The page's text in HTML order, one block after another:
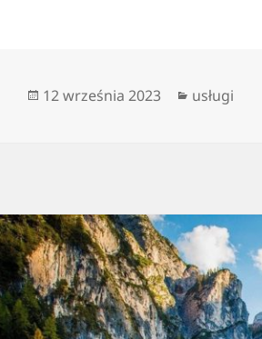
Data
12 września 2023 Kategorie
usługi